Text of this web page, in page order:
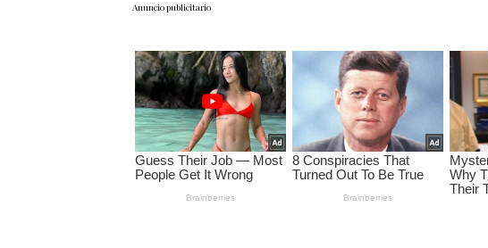
Anuncio publicitario